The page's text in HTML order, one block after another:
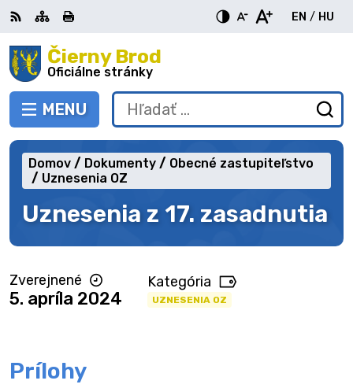
Preskočiť
na
obsah Čierny Brod
Oficiálne stránky
PREPNÚŤ
MENU
RSS MapaTlačiť
EN
English
/ HU
Hľadať:
Uznesenia z 17. zasadnutia
Domov Dokumenty
Obecné zastupiteľstvo
Uznesenia OZ
Zverejnené
5. apríla 2024
Kategória
UZNESENIA OZ
Prílohy